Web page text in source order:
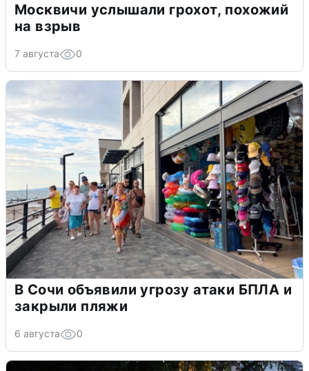
Москвичи услышали грохот, похожий
на взрыв
7 августа 0
В Сочи объявили угрозу атаки БПЛА и
закрыли пляжи
6 августа 0